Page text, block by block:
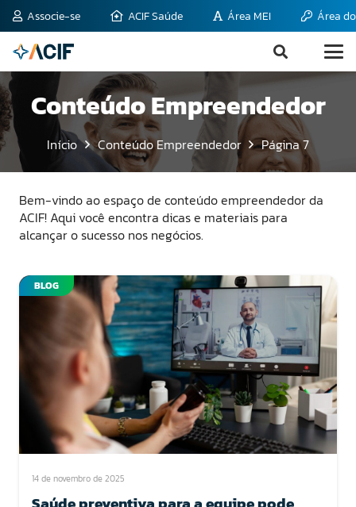
Associe-se ACIF Saúde Área MEI Área
Conteúdo Empreendedor
Início Conteúdo Empreendedor Página 7
Bem-vindo ao espaço de conteúdo empreendedor da
ACIF! Aqui você encontra dicas e materiais para
alcançar o sucesso nos negócios.
BLOG
14 de novembro de 2025